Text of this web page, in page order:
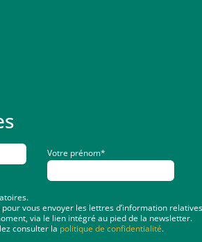
Votre prénom*
vous envoyer les lettres d’information
via le lien intégré au pied de la newsletter.
consulter la politique de confidentialité.